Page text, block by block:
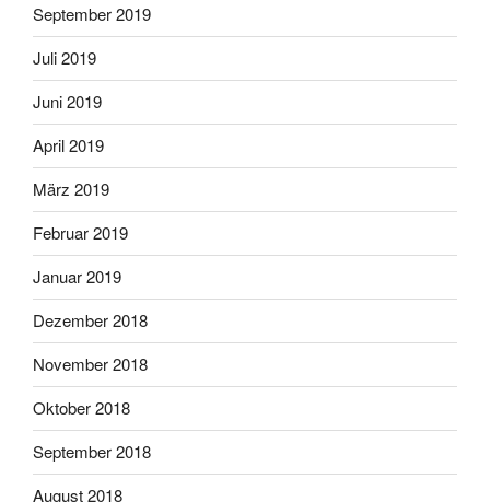
September 2019
Juli 2019
Juni 2019
April 2019
März 2019
Februar 2019
Januar 2019
Dezember 2018
November 2018
Oktober 2018
September 2018
August 2018